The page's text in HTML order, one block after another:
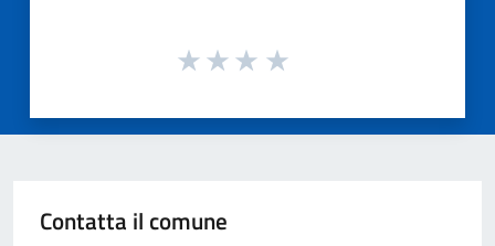
Contatta il comune